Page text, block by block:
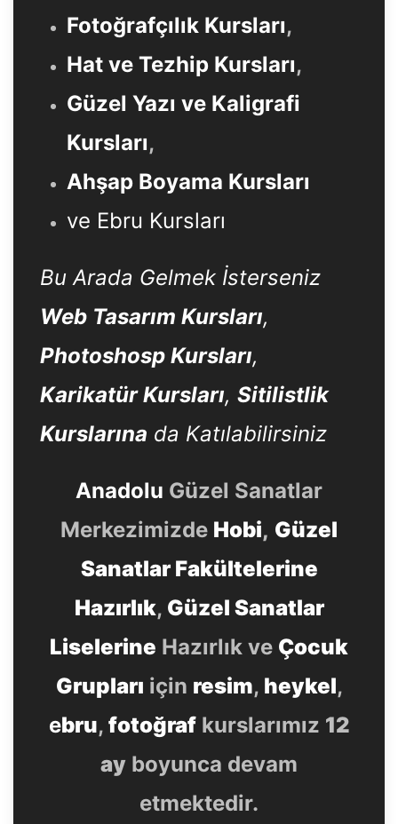
Fotoğrafçılık Kursları,
Hat ve Tezhip Kursları,
Güzel Yazı ve Kaligrafi
Kursları,
Ahşap Boyama Kursları
ve Ebru Kursları
Bu Arada Gelmek İsterseniz
Web Tasarım Kursları,
Photoshosp Kursları,
Karikatür Kursları, Sitilistlik
Kurslarına da Katılabilirsiniz
Anadolu Güzel Sanatlar
Merkezimizde Hobi, Güzel
Sanatlar Fakültelerine
Hazırlık, Güzel Sanatlar
Liselerine Hazırlık ve Çocuk
Grupları için resim, heykel,
ebru, fotoğrafkurslarımız 12
ay boyunca devam
etmektedir.